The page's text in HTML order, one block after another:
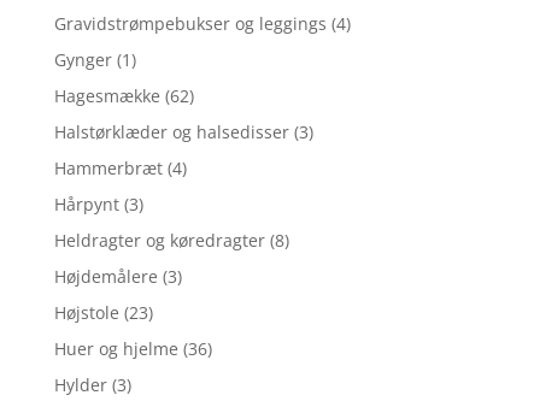
Gravidstrømpebukser og leggings (4)
Gynger (1)
Hagesmække (62)
Halstørklæder og halsedisser (3)
Hammerbræt (4)
Hårpynt (3)
Heldragter og køredragter (8)
Højdemålere (3)
Højstole (23)
Huer og hjelme (36)
Hylder (3)